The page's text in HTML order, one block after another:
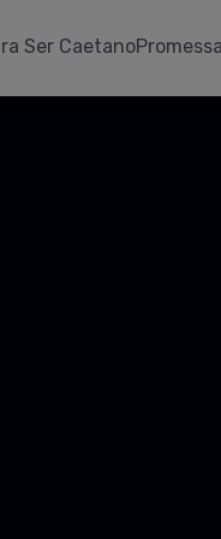
Ser Caetano